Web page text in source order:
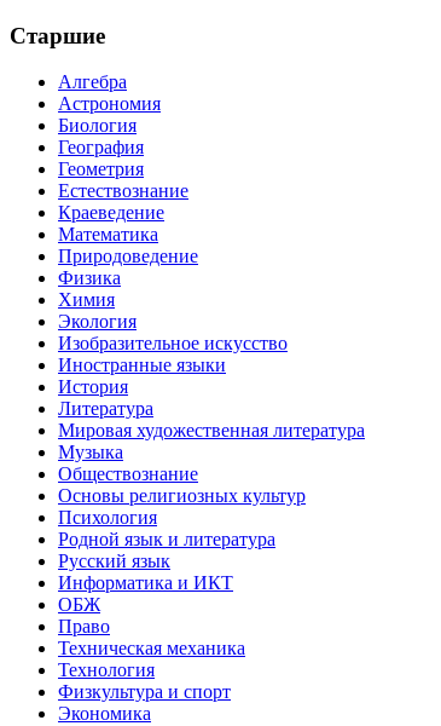
Старшие
Алгебра
Астрономия
Биология
География
Геометрия
Естествознание
Краеведение
Математика
Природоведение
Физика
Химия
Экология
Изобразительное искусство
Иностранные языки
История
Литература
Мировая художественная литература
Музыка
Обществознание
Основы религиозных культур
Психология
Родной язык и литература
Русский язык
Информатика и ИКТ
ОБЖ
Право
Техническая механика
Технология
Физкультура и спорт
Экономика